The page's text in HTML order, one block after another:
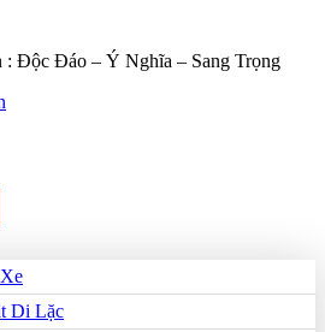
: Độc Đáo – Ý Nghĩa – Sang Trọng
Di Lặc